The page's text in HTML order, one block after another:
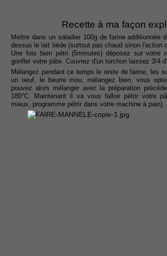
Recette à ma façon
Mettre dans un saladier 100g de farine additionnée
dessus le lait tiède (surtout pas chaud sinon l'action
Une fois bien pétri (5minutes) déposez sur votre
gonfler votre pâte. Couvrez d'un torchon laissez 3/4
Mélangez pendant ce temps le reste de farine, les
un oeuf, le beurre mou, mélangez bien, vous
pouvez alors mélanger avec la préparation
180°C. Maintenant il va vous falloir pétrir votre
mieux, programme pétrir dans votre machine à pain).